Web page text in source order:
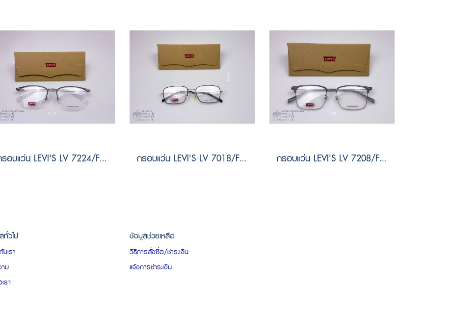
กรอบแว่น LEVI'S LV 7224/F 7XM MATTE PLDBLU Size 54 กรอบแว่น LEVI'S LV 7018/F I46 Size 55 กรอบแว่น LEVI'S LV 7208/F 7XM MATTE PLDBLU Size 55
วไป
บเรา
ม
รา
ข้อมูลช่วยเหลือ
วิธีการสั่งซื้อ/ชำระเงิน
แจ้งการชำระเงิน